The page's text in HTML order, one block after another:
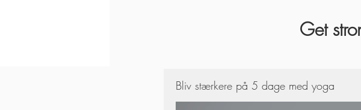
Get
Bliv stærkere på 5 dage med yoga